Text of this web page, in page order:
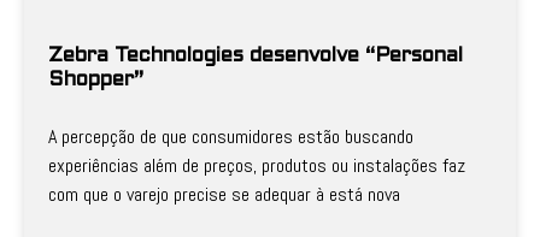
Zebra Technologies desenvolve “Personal
Shopper”
A percepção de que consumidores estão buscando
experiências além de preços, produtos ou instalações faz
com que o varejo precise se adequar à está nova